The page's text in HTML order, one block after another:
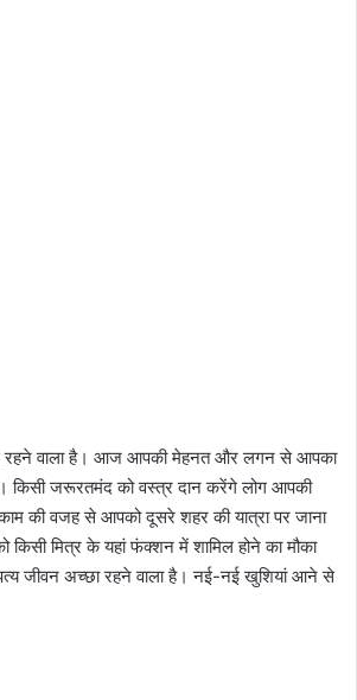
रहने वाला है। आज आपकी मेहनत और लगन से आपका
किसी जरूरतमंद को वस्त्र दान करेंगे लोग आपकी
की वजह से आपको दूसरे शहर की यात्रा पर जाना
मित्र के यहां फंक्शन में शामिल होने का मौका
जीवन अच्छा रहने वाला है। नई-नई खुशियां आने से